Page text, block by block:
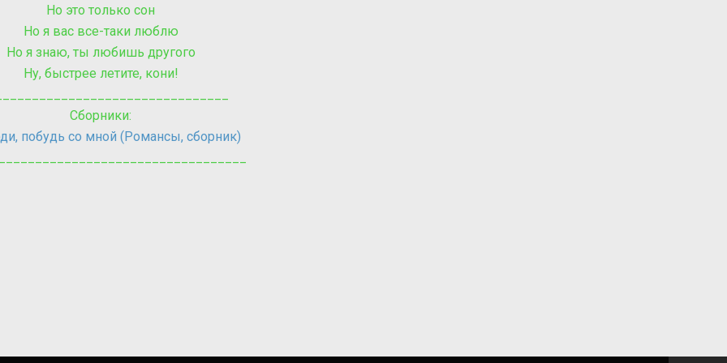
Но это только сон
Но я вас все-таки люблю
Но я знаю, ты любишь другого
Ну, быстрее летите, кони!
Сборники:
побудь со мной (Романсы, сборник)